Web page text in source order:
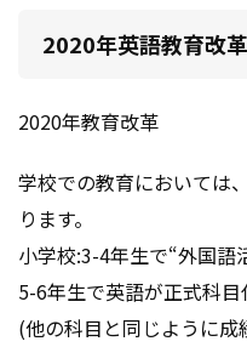
2020年英語教育改
2020年教育改革
学校での教育においては
ります。
小学校:3-4年生で“外国語
5-6年生で英語が正式科目
(他の科目と同じように成